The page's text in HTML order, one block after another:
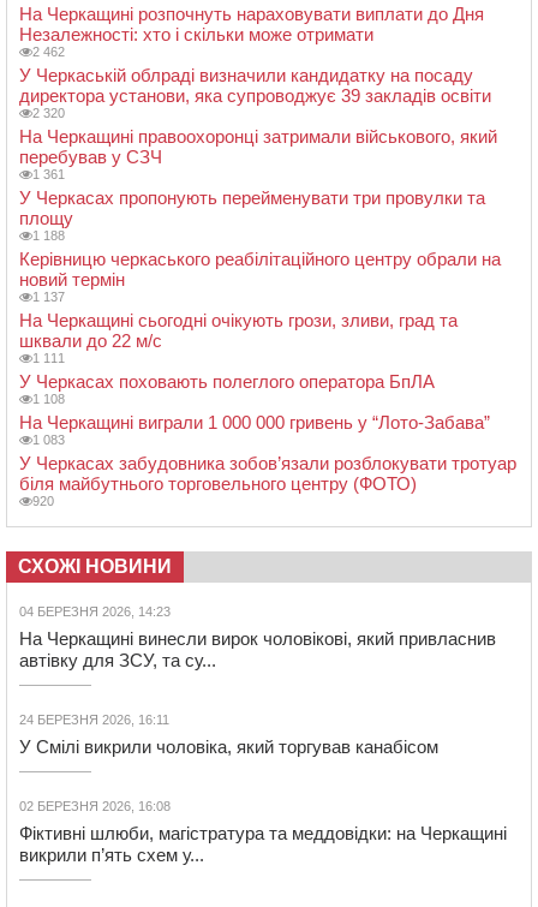
На Черкащині розпочнуть нараховувати виплати до Дня
Незалежності: хто і скільки може отримати
2 462
У Черкаській облраді визначили кандидатку на посаду
директора установи, яка супроводжує 39 закладів освіти
2 320
На Черкащині правоохоронці затримали військового, який
перебував у СЗЧ
1 361
У Черкасах пропонують перейменувати три провулки та
площу
1 188
Керівницю черкаського реабілітаційного центру обрали на
новий термін
1 137
На Черкащині сьогодні очікують грози, зливи, град та
шквали до 22 м/с
1 111
У Черкасах поховають полеглого оператора БпЛА
1 108
На Черкащині виграли 1 000 000 гривень у “Лото-Забава”
1 083
У Черкасах забудовника зобов’язали розблокувати тротуар
біля майбутнього торговельного центру (ФОТО)
920
СХОЖІ НОВИНИ
04 БЕРЕЗНЯ 2026, 14:23
На Черкащині винесли вирок чоловікові, який привласнив
автівку для ЗСУ, та су...
24 БЕРЕЗНЯ 2026, 16:11
У Смілі викрили чоловіка, який торгував канабісом
02 БЕРЕЗНЯ 2026, 16:08
Фіктивні шлюби, магістратура та меддовідки: на Черкащині
викрили п’ять схем у...